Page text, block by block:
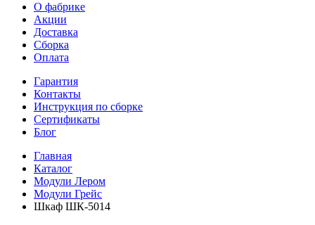
О фабрике
Акции
Доставка
Сборка
Оплата
Гарантия
Контакты
Инструкция по сборке
Сертификаты
Блог
Главная
Каталог
Модули Лером
Модули Грейс
Шкаф ШК-5014